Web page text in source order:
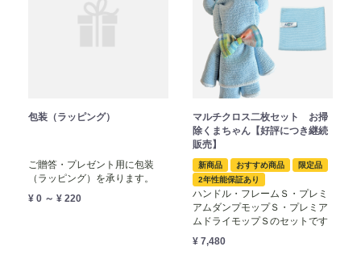
包装（ラッピング）
ご贈答・プレゼント用に包装
（ラッピング）を承ります。
¥ 0 ～ ¥ 220
マルチクロス二枚セット お掃
除くまちゃん【好評につき継続
販売】
新商品 おすすめ商品
限定品
2年性能保証あり
ハンドル・フレームＳ・プレミ
アムダンプモップＳ・プレミア
ムドライモップＳのセットです
¥ 7,480